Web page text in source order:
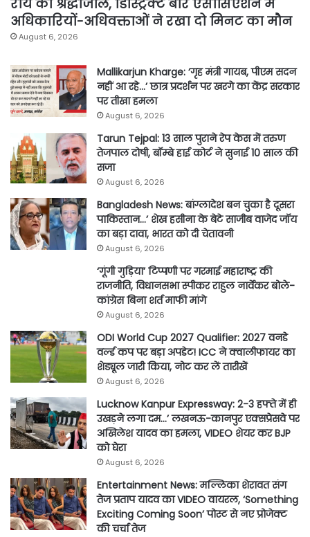
राय को श्रद्धांजलि, डिस्ट्रिक्ट बार एसोसिएशन में
अधिकारियों-अधिवक्ताओं ने रखा दो मिनट का मौन
August 6, 2026
Mallikarjun Kharge: ‘गृह मंत्री गायब, पीएम सदन
नहीं आ रहे…’ छात्र प्रदर्शन पर खरगे का केंद्र सरकार
पर तीखा हमला
August 6, 2026
Tarun Tejpal: 13 साल पुराने रेप केस में तरुण
तेजपाल दोषी, बॉम्बे हाई कोर्ट ने सुनाई 10 साल की
सजा
August 6, 2026
Bangladesh News: बांग्लादेश बन चुका है दूसरा
पाकिस्तान…’ शेख हसीना के बेटे साजीब वाजेद जॉय
का बड़ा दावा, भारत को दी चेतावनी
August 6, 2026
‘गूंगी गुड़िया’ टिप्पणी पर गरमाई महाराष्ट्र की
राजनीति, विधानसभा स्पीकर राहुल नार्वेकर बोले-
कांग्रेस बिना शर्त माफी मांगे
August 6, 2026
ODI World Cup 2027 Qualifier: 2027 वनडे
वर्ल्ड कप पर बड़ा अपडेट! ICC ने क्वालीफायर का
शेड्यूल जारी किया, नोट कर लें तारीखें
August 6, 2026
Lucknow Kanpur Expressway: 2-3 हफ्ते में ही
उखड़ने लगा दम…’ लखनऊ-कानपुर एक्सप्रेसवे पर
अखिलेश यादव का हमला, VIDEO शेयर कर BJP
को घेरा
August 6, 2026
Entertainment News: मल्लिका शेरावत संग
तेज प्रताप यादव का VIDEO वायरल, ‘Something
Exciting Coming Soon’ पोस्ट से नए प्रोजेक्ट
की चर्चा तेज